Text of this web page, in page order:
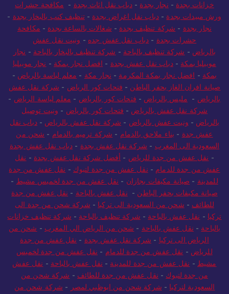
خزانات بجدة - نجار بجدة - دباب نقل اثاث بجدة - مكافحة حشرات
ورش مبيدات بجدة -دباب نقل اغراض بجدة -تنظيف كنب بالبخار بجدة -
نجار بجدة - شركة تنظيف بجدة - شغالات بالساعة بجدة - مكافحة
حشرات بجدة - دباب نقل عفش جده - ونيت نقل عفش
بالرياض - شركة تنظيف بالباحة - شركة تنظيف بالبخار بالباحة - نجار
موبيليا بمكة -دباب نقل عفش بجدة - افضل نجار بمكة - نجار موبيليا
بمكة - افضل نجار بمكة المكرمة - نجار مكة - معلم لياسة بالرياض -
صيانة افران الغاز بحفر الباطن - فتحات كور الرياض - شركة نقل عفش
بالرياض - مليس بالرياض - فتحات كور بالرياض - معلم لياسة الرياض -
شركة نقل عفش بالرياض - فتحات كور بالرياض - ونيت توصيل
بالرياض - ونيت عفش بالرياض - شركة نقل عفش بالرياض -دباب نقل
عفش جدة - بناء ملاحق بالدمام - شركة ترميم بالدمام - شحن من
السعودية الى المغرب - شركة نقل عفش بجدة - دباب نقل عفش بجدة
- نقل عفش من جدة للرياض - أفضل شركة نقل عفش بجدة - نقل
عفش من جدة للدمام - نقل عفش من جدة لتبوك - نقل عفش من جدة
للمدينة - صيانة مكيفات بجازان - نقل عفش من جدة لخميس مشيط -
صيانة مكيفات بحفر الباطن - نقل عفش بالباحة - نقل عفش من جدة
للطائف - شحن من السعودية الى تركيا - شركة شحن من جدة الى
تركيا - نقل عفش بالباحة - شركة تنظيف بالباحة - شركة تنظيف خزانات
بالباحة - نقل عفش بالباحة - شحن من الرياض الي المغرب - شحن من
الرياض الى تركيا - شركة نقل عفش بجدة - نقل عفش من جدة
للرياض - نقل عفش من جدة للدمام - نقل عفش من جدة لخميس
مشيط - نقل عفش من جدة للمدينة - نقل عفش بالباحة - نقل عفش
من جدة لتبوك - نقل عفش من جدة للطائف - شركة شحن من
السعودية لتركيا - شركة شحن من ابوظبي لمصر - شركة شحن من